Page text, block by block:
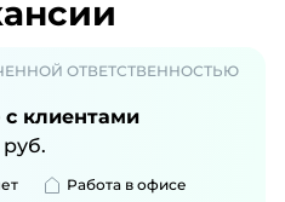
ОТВЕТСТВЕННОСТЬЮ
клиентами
руб.
Работа в офисе